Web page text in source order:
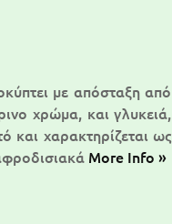
με απόσταξη από
χρώμα, και γλυκειά,
χαρακτηρίζεται ως
More Info »